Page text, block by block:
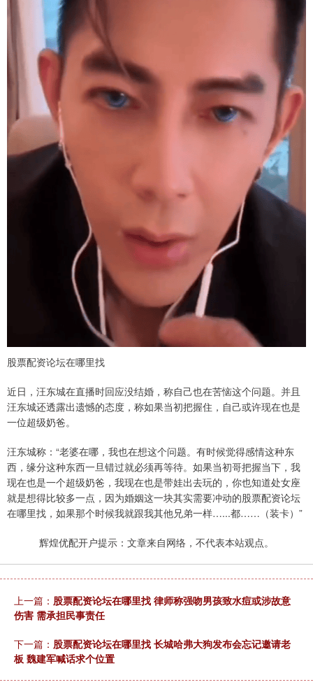
股票配资论坛在哪里找
近日，汪东城在直播时回应没结婚，称自己也在苦恼这个问题。并且
汪东城还透露出遗憾的态度，称如果当初把握住，自己或许现在也是
一位超级奶爸。
汪东城称：“老婆在哪，我也在想这个问题。有时候觉得感情这种东
西，缘分这种东西一旦错过就必须再等待。如果当初哥把握当下，我
现在也是一个超级奶爸，我现在也是带娃出去玩的，你也知道处女座
就是想得比较多一点，因为婚姻这一块其实需要冲动的股票配资论坛
在哪里找，如果那个时候我就跟我其他兄弟一样…...都……（装卡）”
辉煌优配开户提示：文章来自网络，不代表本站观点。
上一篇： 股票配资论坛在哪里找 律师称强吻男孩致水痘或涉故意
伤害 需承担民事责任
下一篇： 股票配资论坛在哪里找 长城哈弗大狗发布会忘记邀请老
板 魏建军喊话求个位置